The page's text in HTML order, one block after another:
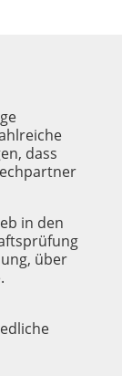
dass
in den
über